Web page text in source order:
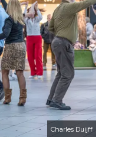
Charles Duijff